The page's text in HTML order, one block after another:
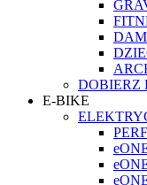
DOBIERZ
E-BIKE